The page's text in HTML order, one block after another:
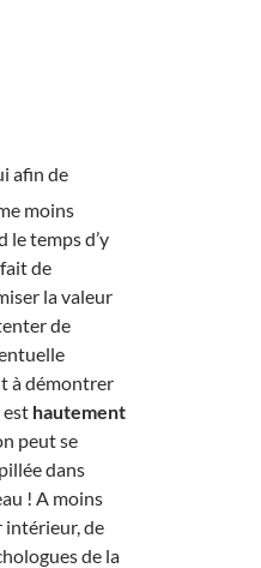
afin de
moins
le temps d’y
de
la valeur
de
à démontrer
est hautement
peut se
dans
! A moins
intérieur, de
de la